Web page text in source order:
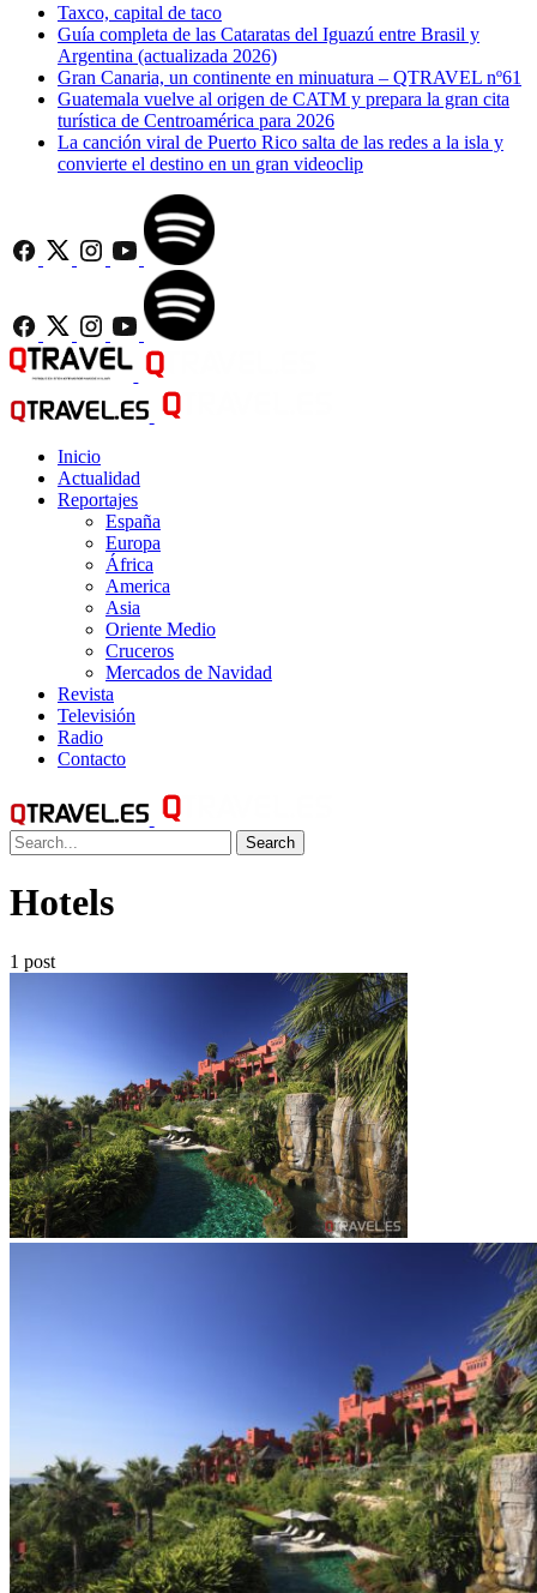
Taxco, capital de taco
Guía completa de las Cataratas del Iguazú entre Brasil y
Argentina (actualizada 2026)
Gran Canaria, un continente en minuatura – QTRAVEL nº61
Guatemala vuelve al origen de CATM y prepara la gran cita
turística de Centroamérica para 2026
La canción viral de Puerto Rico salta de las redes a la isla y
convierte el destino en un gran videoclip
Inicio
Actualidad
Reportajes
España
Europa
África
America
Asia
Oriente Medio
Cruceros
Mercados de Navidad
Revista
Televisión
Radio
Contacto
Search
Hotels
1 post